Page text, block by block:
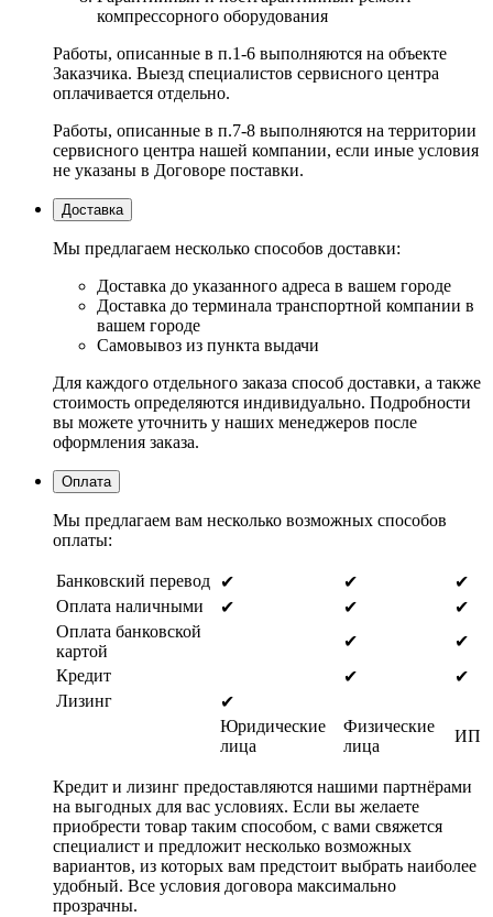
компрессорного оборудования
Работы, описанные в п.1-6 выполняются на объекте
Заказчика. Выезд специалистов сервисного центра
оплачивается отдельно.
Работы, описанные в п.7-8 выполняются на территории
сервисного центра нашей компании, если иные условия
не указаны в Договоре поставки.
Доставка
Мы предлагаем несколько способов доставки:
Доставка до указанного адреса в вашем городе
Доставка до терминала транспортной компании в
вашем городе
Самовывоз из пункта выдачи
Для каждого отдельного заказа способ доставки, а также
стоимость определяются индивидуально. Подробности
вы можете уточнить у наших менеджеров после
оформления заказа.
Оплата
Мы предлагаем вам несколько возможных способов
оплаты:
Банковский перевод ✔ ✔
✔
Оплата наличными
✔ ✔
✔
Оплата банковской
картой
✔
✔
Кредит
✔
✔
Лизинг
✔
Юридические
лица
Физические
лица
ИП
Кредит и лизинг предоставляются нашими партнёрами
на выгодных для вас условиях. Если вы желаете
приобрести товар таким способом, с вами свяжется
специалист и предложит несколько возможных
вариантов, из которых вам предстоит выбрать наиболее
удобный. Все условия договора максимально
прозрачны.